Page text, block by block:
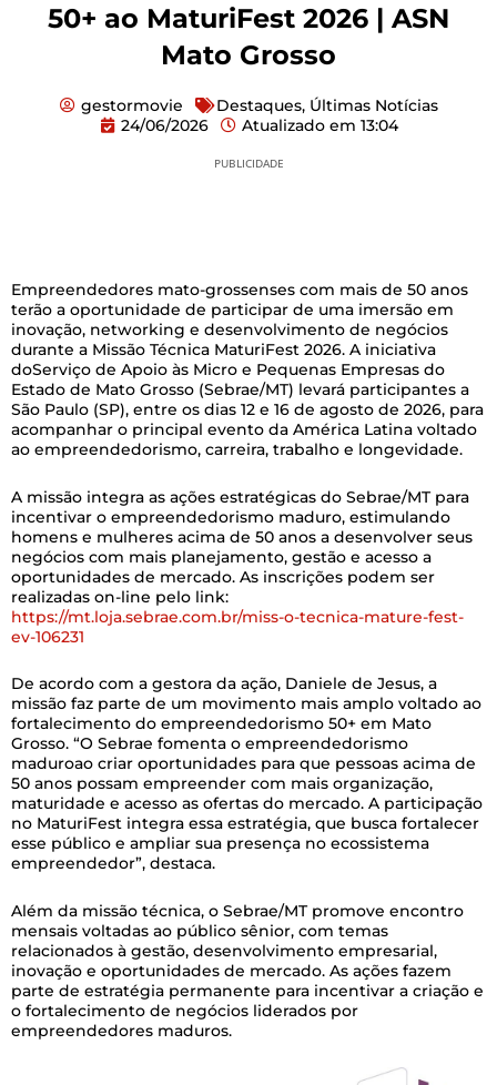
50+ ao MaturiFest 2026 | ASN
Mato Grosso
gestormovie Destaques, Últimas Notícias
24/06/2026
Atualizado em 13:04
PUBLICIDADE
Empreendedores mato-grossenses com mais de 50 anos
terão a oportunidade de participar de uma imersão em
inovação, networking e desenvolvimento de negócios
durante a Missão Técnica MaturiFest 2026. A iniciativa
doServiço de Apoio às Micro e Pequenas Empresas do
Estado de Mato Grosso (Sebrae/MT) levará participantes a
São Paulo (SP), entre os dias 12 e 16 de agosto de 2026, para
acompanhar o principal evento da América Latina voltado
ao empreendedorismo, carreira, trabalho e longevidade.
A missão integra as ações estratégicas do Sebrae/MT para
incentivar o empreendedorismo maduro, estimulando
homens e mulheres acima de 50 anos a desenvolver seus
negócios com mais planejamento, gestão e acesso a
oportunidades de mercado. As inscrições podem ser
realizadas on-line pelo link:
https://mt.loja.sebrae.com.br/miss-o-tecnica-mature-fest-
ev-106231
De acordo com a gestora da ação, Daniele de Jesus, a
missão faz parte de um movimento mais amplo voltado ao
fortalecimento do empreendedorismo 50+ em Mato
Grosso. “O Sebrae fomenta o empreendedorismo
maduroao criar oportunidades para que pessoas acima de
50 anos possam empreender com mais organização,
maturidade e acesso as ofertas do mercado. A participação
no MaturiFest integra essa estratégia, que busca fortalecer
esse público e ampliar sua presença no ecossistema
empreendedor”, destaca.
Além da missão técnica, o Sebrae/MT promove encontro
mensais voltadas ao público sênior, com temas
relacionados à gestão, desenvolvimento empresarial,
inovação e oportunidades de mercado. As ações fazem
parte de estratégia permanente para incentivar a criação e
o fortalecimento de negócios liderados por
empreendedores maduros.